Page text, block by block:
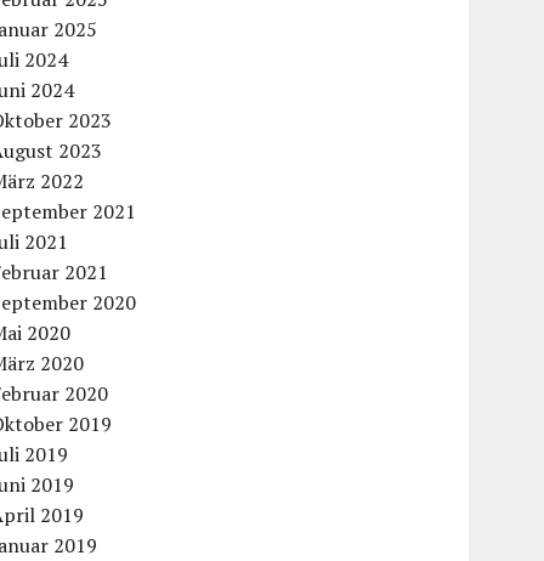
2025
2024
2024
2023
2023
2022
2021
2021
2021
2020
2020
2020
2020
2019
2019
2019
2019
2019